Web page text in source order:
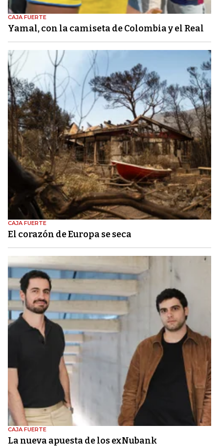
CAJA FUERTE
Yamal, con la camiseta de Colombia y el Real
CAJA FUERTE
El corazón de Europa se seca
CAJA FUERTE
La nueva apuesta de los exNubank